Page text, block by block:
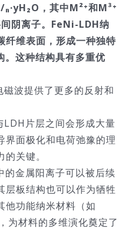
ₙ·yH₂O，其中M²⁺和M³⁺
阴离子。FeNi-LDH纳
纤维表面，形成一种独特
。这种结构具有多重优
波提供了更多的反射和
LDH片层之间会形成大量
界面极化和电荷弛豫的理
关键。
金属阳离子可以被后续
层板结构也可以作为牺牲
他功能纳米材料（如
为材料的多维演化奠定了